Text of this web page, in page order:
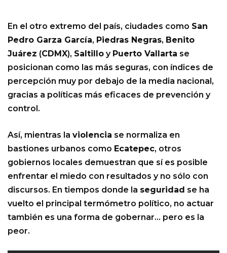
En el otro extremo del país, ciudades como San
Pedro Garza García, Piedras Negras, Benito
Juárez (CDMX), Saltillo y Puerto Vallarta se
posicionan como las más seguras, con índices de
percepción muy por debajo de la media nacional,
gracias a políticas más eficaces de prevención y
control.
Así, mientras la violencia se normaliza en
bastiones urbanos como Ecatepec, otros
gobiernos locales demuestran que sí es posible
enfrentar el miedo con resultados y no sólo con
discursos. En tiempos donde la seguridad se ha
vuelto el principal termómetro político, no actuar
también es una forma de gobernar… pero es la
peor.